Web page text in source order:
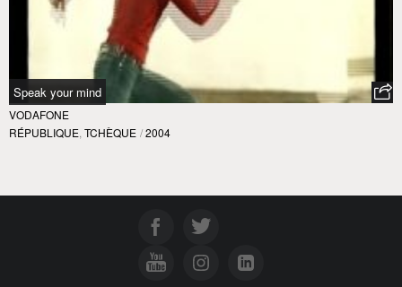
Speak your mind
VODAFONE
RÉPUBLIQUE, TCHÈQUE / 2004